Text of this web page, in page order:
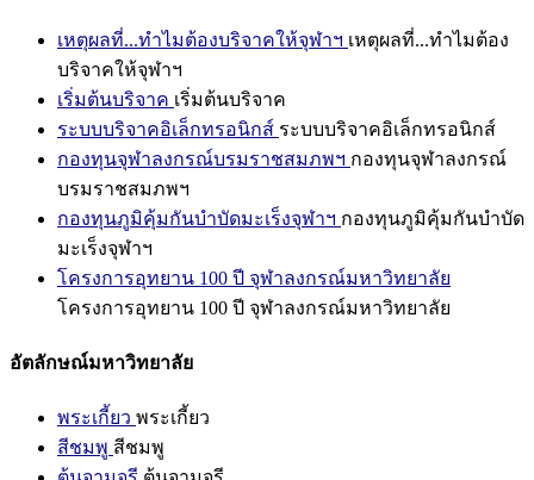
เหตุผลที่...ทำไมต้องบริจาคให้จุฬาฯ เหตุผลที่...ทำไมต้อง
บริจาคให้จุฬาฯ
เริ่มต้นบริจาค เริ่มต้นบริจาค
ระบบบริจาคอิเล็กทรอนิกส์ ระบบบริจาคอิเล็กทรอนิกส์
กองทุนจุฬาลงกรณ์บรมราชสมภพฯ กองทุนจุฬาลงกรณ์
บรมราชสมภพฯ
กองทุนภูมิคุ้มกันบำบัดมะเร็งจุฬาฯ กองทุนภูมิคุ้มกันบำบัด
มะเร็งจุฬาฯ
โครงการอุทยาน 100 ปี จุฬาลงกรณ์มหาวิทยาลัย
โครงการอุทยาน 100 ปี จุฬาลงกรณ์มหาวิทยาลัย
อัตลักษณ์มหาวิทยาลัย
พระเกี้ยว พระเกี้ยว
สีชมพู สีชมพู